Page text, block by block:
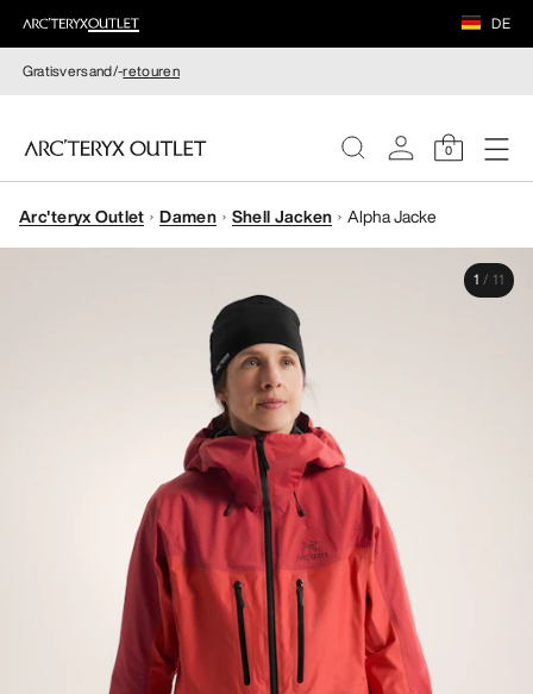
DE
Gratisversand/-retouren
0
DAMEN
Arc'teryx Outlet Damen Shell Jacken Alpha Jacke
1 / 11